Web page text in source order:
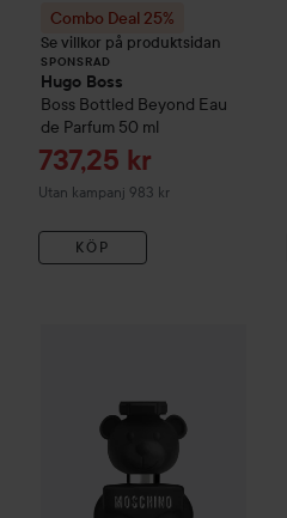
Combo Deal 25%
Se villkor på produktsidan
SPONSRAD
Hugo Boss
Boss Bottled Beyond Eau
de Parfum 50 ml
Reapris
737,25 kr
Utan kampanj 983 kr
KÖP